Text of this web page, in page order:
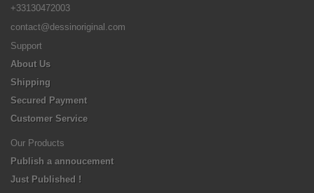
+33130472003
contact@dessinoriginal.com
Support
About Us
Shipping
Secured Payment
Customer Service
Our Products
Publish a annoucement
Just Published !